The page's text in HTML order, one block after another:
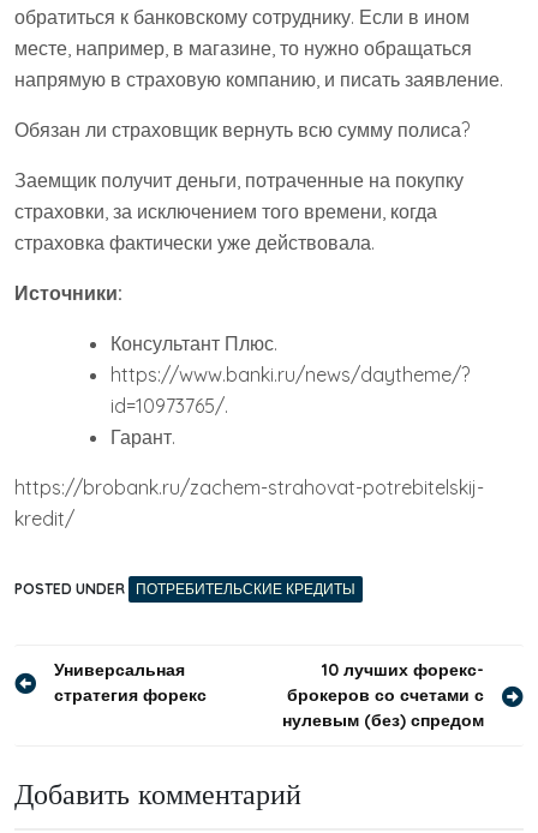
обратиться к банковскому сотруднику. Если в ином
месте, например, в магазине, то нужно обращаться
напрямую в страховую компанию, и писать заявление.
Обязан ли страховщик вернуть всю сумму полиса?
Заемщик получит деньги, потраченные на покупку
страховки, за исключением того времени, когда
страховка фактически уже действовала.
Источники:
Консультант Плюс.
https://www.banki.ru/news/daytheme/?
id=10973765/.
Гарант.
https://brobank.ru/zachem-strahovat-potrebitelskij-
kredit/
POSTED UNDER ПОТРЕБИТЕЛЬСКИЕ КРЕДИТЫ
Навигация
Универсальная
стратегия форекс
10 лучших форекс-
брокеров со счетами с
нулевым (без) спредом
Добавить комментарий